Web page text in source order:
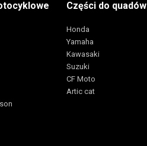
Części do quadów
Honda
Yamaha
Kawasaki
Suzuki
CF Moto
Artic cat